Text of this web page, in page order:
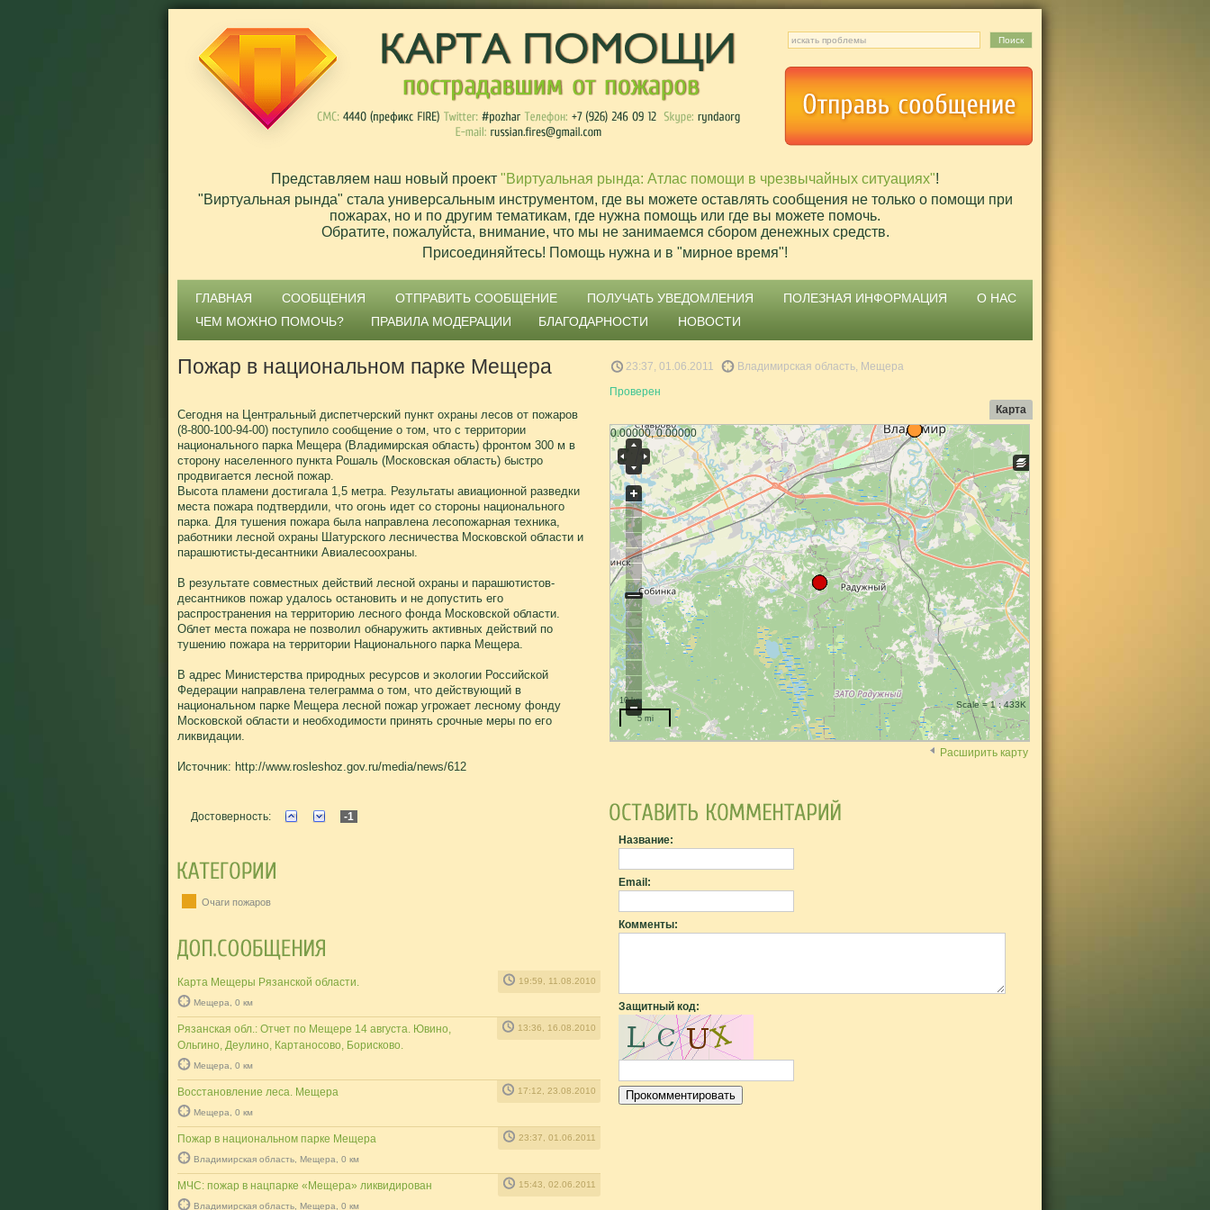
Представляем наш новый проект "Виртуальная рында: Атлас помощи в чрезвычайных ситуациях"!
"Виртуальная рында" стала универсальным инструментом, где вы можете оставлять сообщения не только о помощи при
пожарах, но и по другим тематикам, где нужна помощь или где вы можете помочь.
Обратите, пожалуйста, внимание, что мы не занимаемся сбором денежных средств.
Присоединяйтесь! Помощь нужна и в "мирное время"!
ГЛАВНАЯ СООБЩЕНИЯ ОТПРАВИТЬ СООБЩЕНИЕ ПОЛУЧАТЬ УВЕДОМЛЕНИЯ ПОЛЕЗНАЯ ИНФОРМАЦИЯ
О НАС
ЧЕМ МОЖНО ПОМОЧЬ?
ПРАВИЛА МОДЕРАЦИИ БЛАГОДАРНОСТИ НОВОСТИ
Пожар в национальном парке Мещера
Сегодня на Центральный диспетчерский пункт охраны лесов от пожаров
(8-800-100-94-00) поступило сообщение о том, что с территории
национального парка Мещера (Владимирская область) фронтом 300 м в
сторону населенного пункта Рошаль (Московская область) быстро
продвигается лесной пожар.
Высота пламени достигала 1,5 метра. Результаты авиационной разведки
места пожара подтвердили, что огонь идет со стороны национального
парка. Для тушения пожара была направлена лесопожарная техника,
работники лесной охраны Шатурского лесничества Московской области и
парашютисты-десантники Авиалесоохраны.
В результате совместных действий лесной охраны и парашютистов-
десантников пожар удалось остановить и не допустить его
распространения на территорию лесного фонда Московской области.
Облет места пожара не позволил обнаружить активных действий по
тушению пожара на территории Национального парка Мещера.
В адрес Министерства природных ресурсов и экологии Российской
Федерации направлена телеграмма о том, что действующий в
национальном парке Мещера лесной пожар угрожает лесному фонду
Московской области и необходимости принять срочные меры по его
ликвидации.
Источник: http://www.rosleshoz.gov.ru/media/news/612
Достоверность: -1
Очаги пожаров
Карта Мещеры Рязанской области. 19:59, 11.08.2010
Мещера, 0 км
Рязанская обл.: Отчет по Мещере 14 августа. Ювино,
Ольгино, Деулино, Картаносово, Борисково.
13:36, 16.08.2010
Мещера, 0 км
Восстановление леса. Мещера 17:12, 23.08.2010
Мещера, 0 км
Пожар в национальном парке Мещера 23:37, 01.06.2011
Владимирская область, Мещера, 0 км
МЧС: пожар в нацпарке «Мещера» ликвидирован 15:43, 02.06.2011
Владимирская область, Мещера, 0 км
23:37, 01.06.2011
Владимирская область, Мещера
Проверен
Карта
0.00000, 0.00000
Scale = 1 : 433K
10 km
5 mi
Расширить карту
Название:
Email:
Комменты:
Защитный код: